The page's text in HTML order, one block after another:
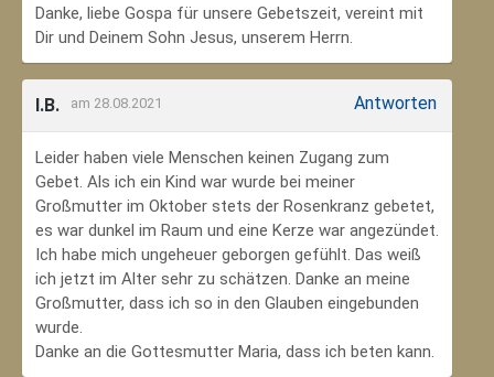
Danke, liebe Gospa für unsere Gebetszeit, vereint mit
Dir und Deinem Sohn Jesus, unserem Herrn.
I.B. am 28.08.2021 Antworten
Leider haben viele Menschen keinen Zugang zum
Gebet. Als ich ein Kind war wurde bei meiner
Großmutter im Oktober stets der Rosenkranz gebetet,
es war dunkel im Raum und eine Kerze war angezündet.
Ich habe mich ungeheuer geborgen gefühlt. Das weiß
ich jetzt im Alter sehr zu schätzen. Danke an meine
Großmutter, dass ich so in den Glauben eingebunden
wurde.
Danke an die Gottesmutter Maria, dass ich beten kann.